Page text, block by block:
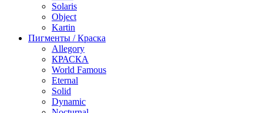
Solaris
Object
Kartin
Пигменты / Краска
Allegory
КРАСКА
World Famous
Eternal
Solid
Dynamic